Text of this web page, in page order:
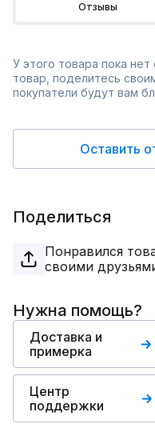
Отзывы
У этого товара пока нет
товар, поделитесь
покупатели будут вам
Оставить
Поделиться
Понравился
своими
Нужна помощь?
Доставка и
примерка
Центр
поддержки